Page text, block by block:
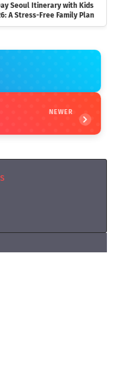
Seoul Itinerary with Kids
A Stress-Free Family Plan
NEWER